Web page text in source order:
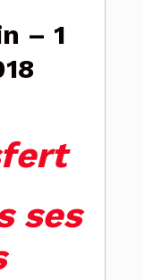
– 1
ses